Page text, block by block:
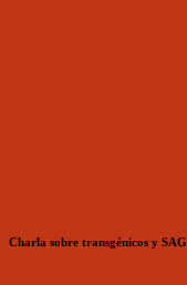
Charla sobre transgénicos y SAG